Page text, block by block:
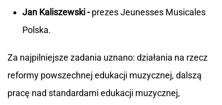
Jan Kaliszewski -prezes Jeunesses Musicales
Polska.
Za najpilniejsze zadania uznano: działania na rzecz
reformy powszechnej edukacji muzycznej, dalszą
pracę nad standardami edukacji muzycznej,